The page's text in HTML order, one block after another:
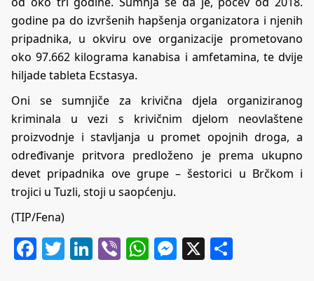
godine pa do izvršenih hapšenja organizatora i njenih
pripadnika, u okviru ove organizacije prometovano
oko 97.662 kilograma kanabisa i amfetamina, te dvije
hiljade tableta Ecstasya.
Oni se sumnjiče za krivična djela organiziranog
kriminala u vezi s krivičnim djelom neovlaštene
proizvodnje i stavljanja u promet opojnih droga, a
određivanje pritvora predloženo je prema ukupno
devet pripadnika ove grupe – šestorici u Brčkom i
trojici u Tuzli, stoji u saopćenju.
(TIP/Fena)
Facebook
Twitter
LinkedIn
ViberWhatsApp
Messenger
X